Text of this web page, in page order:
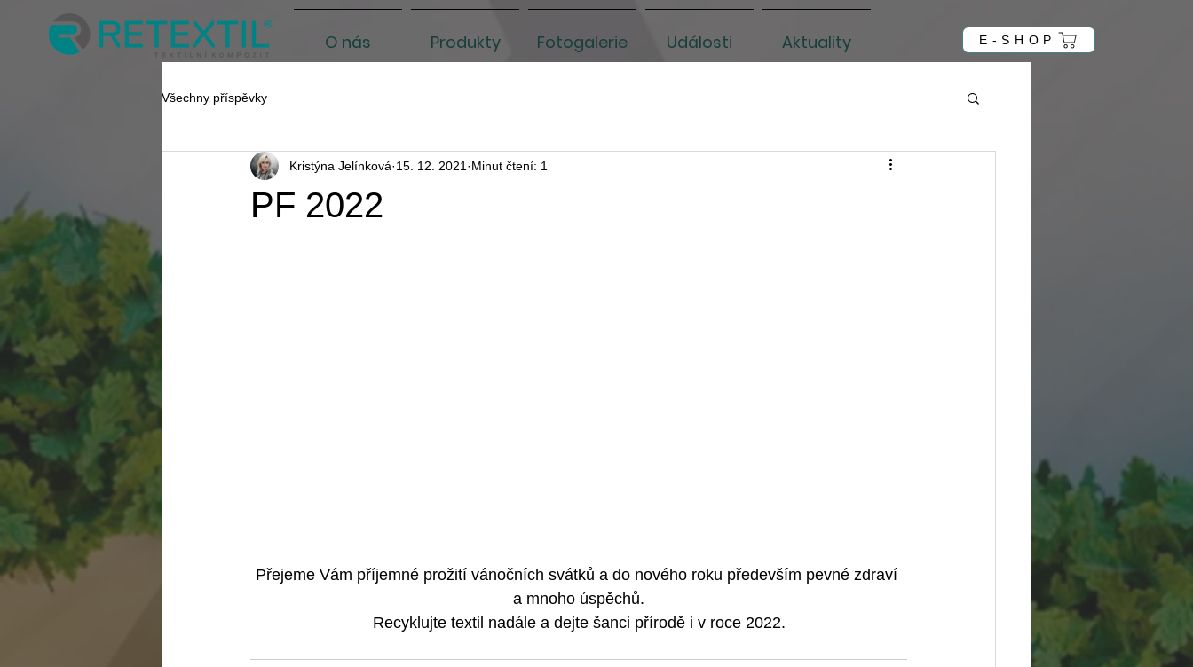
O nás Produkty Fotogalerie Události Aktuality E-SHOP
Všechny příspěvky
PF 2022
Kristýna Jelínková 15. 12. 2021 Minut čtení: 1
Přejeme Vám příjemné prožití vánočních svátků a do nového roku především pevné zdraví
a mnoho úspěchů.
Recyklujte textil nadále a dejte šanci přírodě i v roce 2022.